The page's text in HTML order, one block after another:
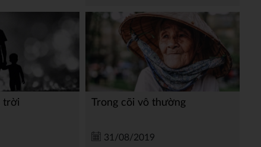
trời Trong cõi vô thường
31/08/2019